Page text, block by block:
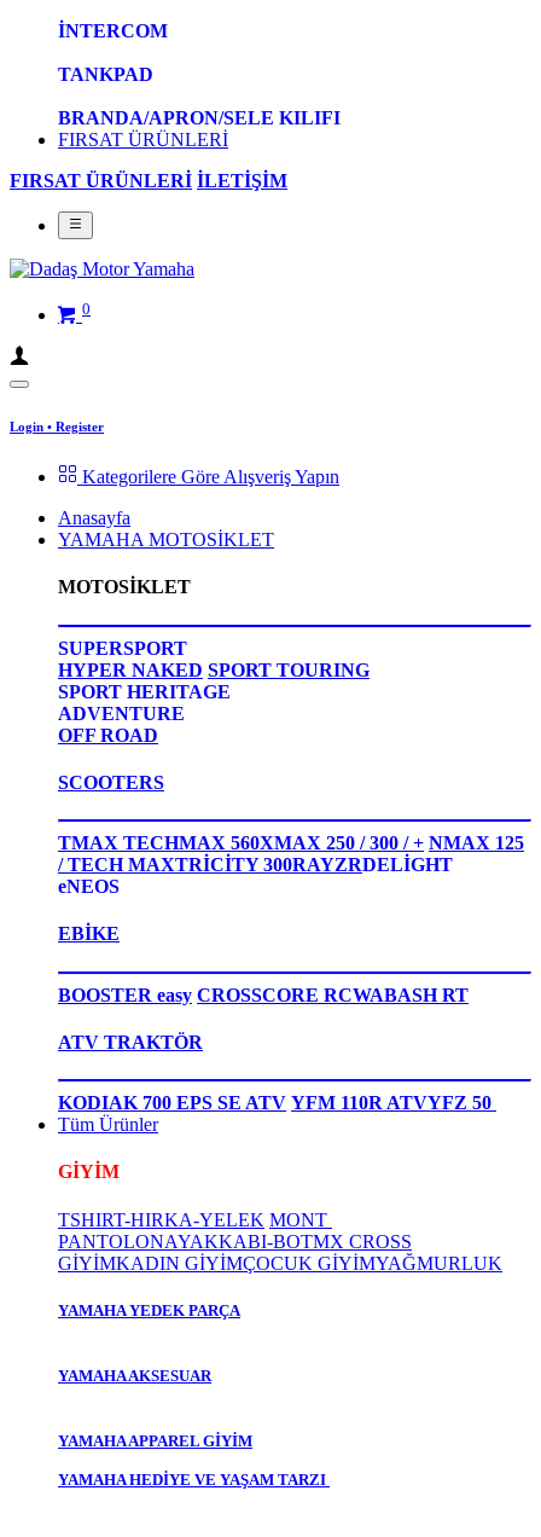
İNTERCOM
TANKPAD
BRANDA/APRON/SELE KILIFI
FIRSAT ÜRÜNLERİ
FIRSAT ÜRÜNLERİ İLETİŞİM
0
Login • Register
Kategorilere Göre Alışveriş Yapın
Anasayfa
YAMAHA MOTOSİKLET
MOTOSİKLET
SUPERSPORT
HYPER NAKED SPORT TOURING
SPORT HERITAGE
ADVENTURE
OFF ROAD
SCOOTERS
TMAX TECHMAX 560XMAX 250 / 300 / + NMAX 125
/ TECH MAXTRİCİTY 300RAYZRDELİGHT
eNEOS
EBİKE
BOOSTER easy CROSSCORE RCWABASH RT
ATV TRAKTÖR
KODIAK 700 EPS SE ATV YFM 110R ATVYFZ 50
Tüm Ürünler
GİYİM
TSHIRT-HIRKA-YELEK MONT
PANTOLONAYAKKABI-BOTMX CROSS
GİYİMKADIN GİYİMÇOCUK GİYİMYAĞMURLUK
YAMAHA YEDEK PARÇA
YAMAHA AKSESUAR
YAMAHA APPAREL GİYİM
YAMAHA HEDİYE VE YAŞAM TARZI